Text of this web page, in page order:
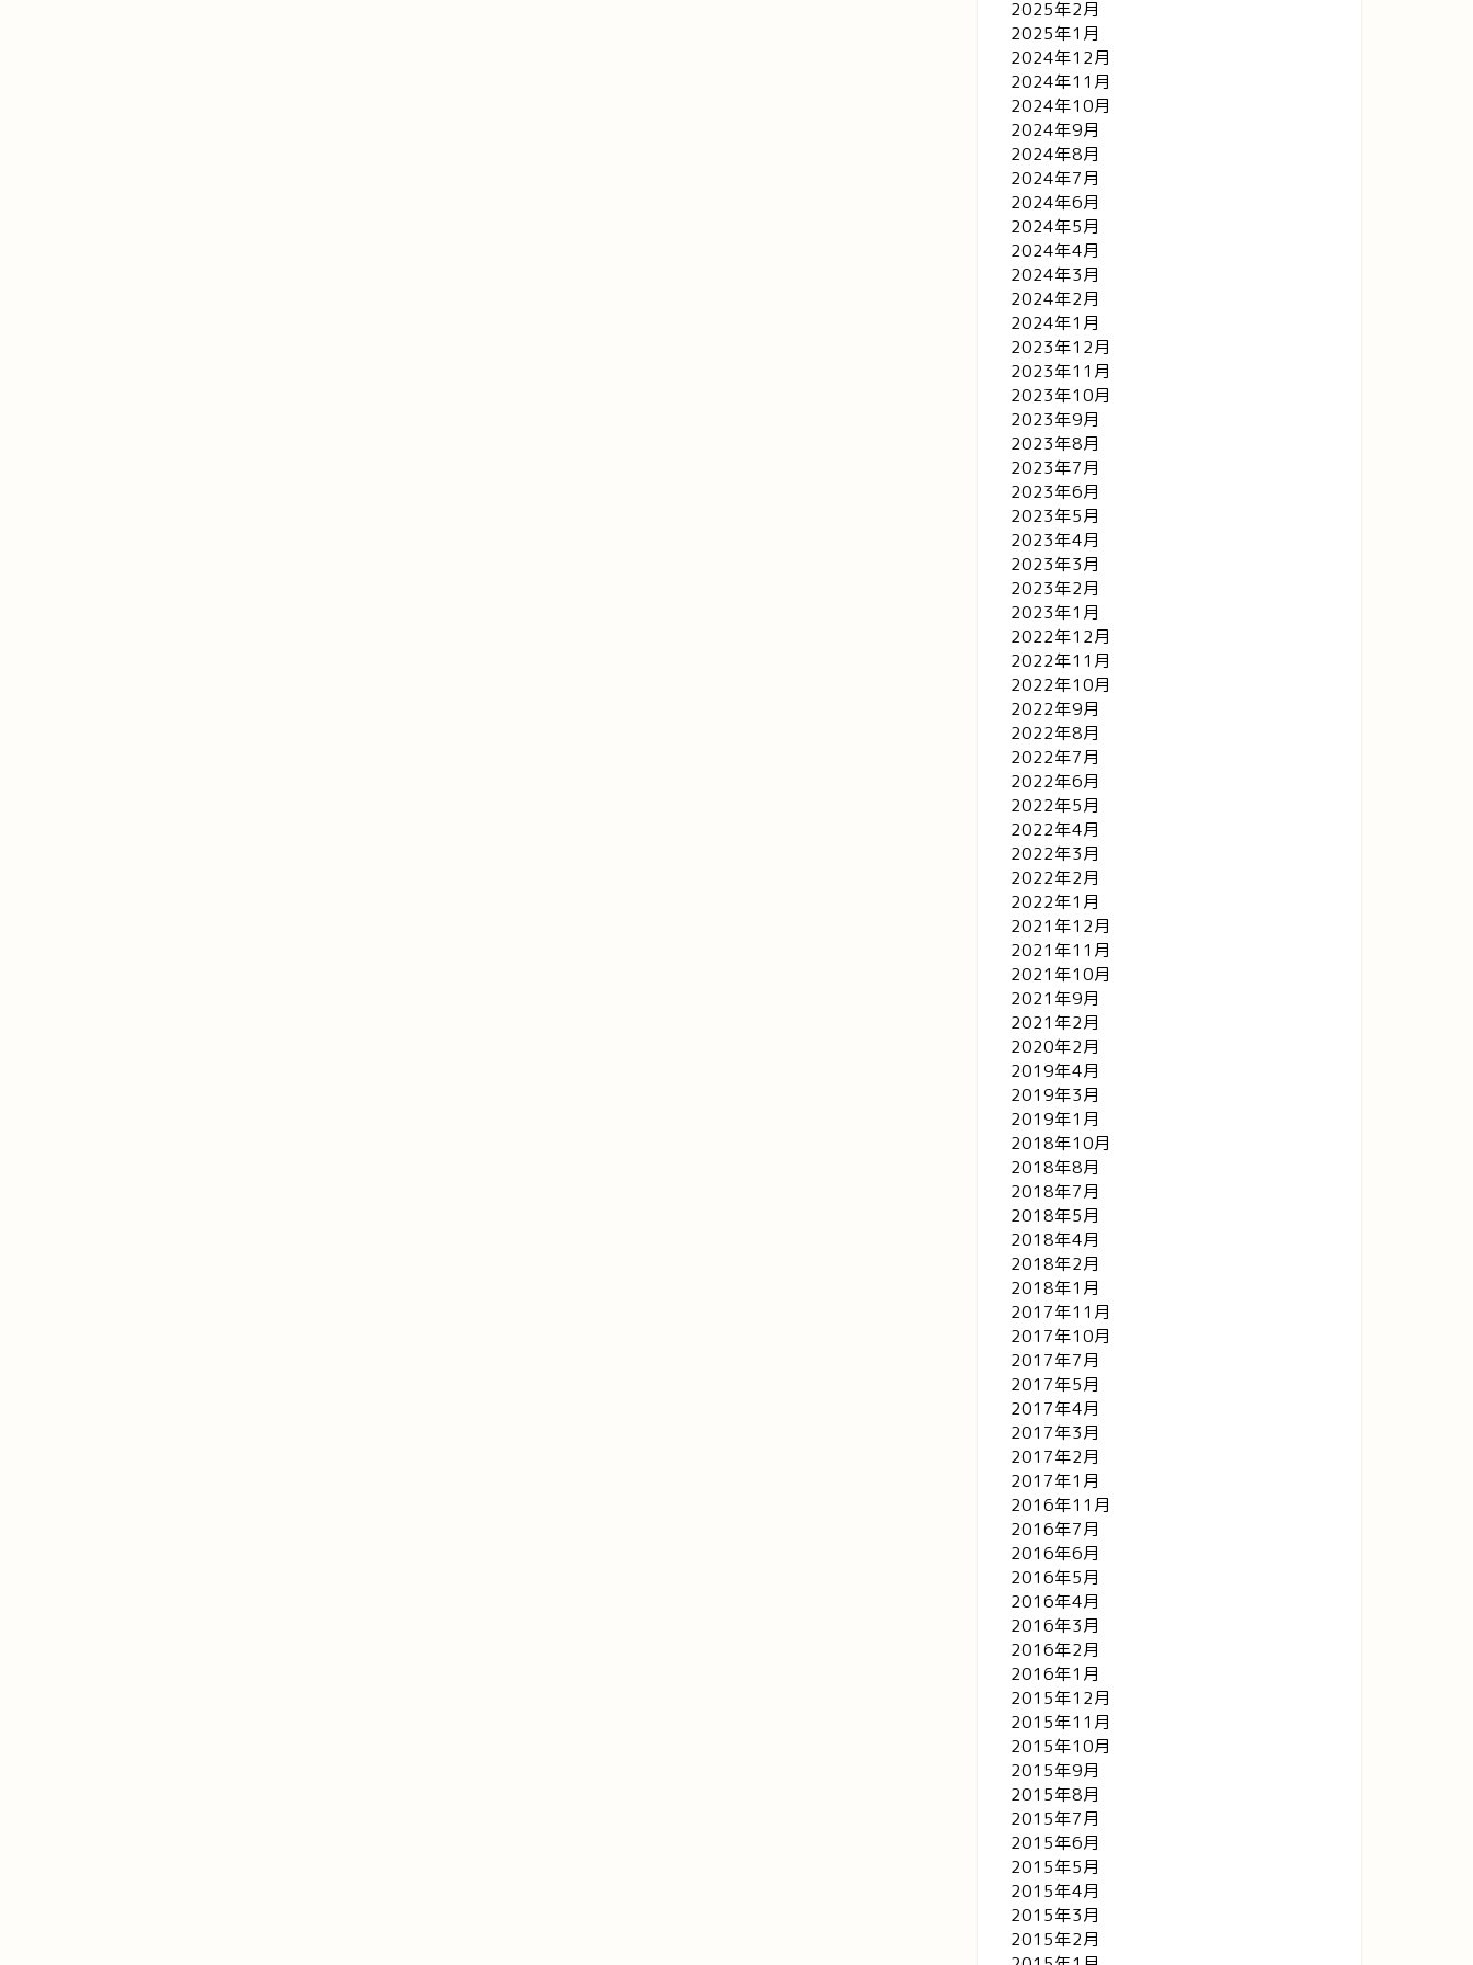
2025年2月
2025年1月
2024年12月
2024年11月
2024年10月
2024年9月
2024年8月
2024年7月
2024年6月
2024年5月
2024年4月
2024年3月
2024年2月
2024年1月
2023年12月
2023年11月
2023年10月
2023年9月
2023年8月
2023年7月
2023年6月
2023年5月
2023年4月
2023年3月
2023年2月
2023年1月
2022年12月
2022年11月
2022年10月
2022年9月
2022年8月
2022年7月
2022年6月
2022年5月
2022年4月
2022年3月
2022年2月
2022年1月
2021年12月
2021年11月
2021年10月
2021年9月
2021年2月
2020年2月
2019年4月
2019年3月
2019年1月
2018年10月
2018年8月
2018年7月
2018年5月
2018年4月
2018年2月
2018年1月
2017年11月
2017年10月
2017年7月
2017年5月
2017年4月
2017年3月
2017年2月
2017年1月
2016年11月
2016年7月
2016年6月
2016年5月
2016年4月
2016年3月
2016年2月
2016年1月
2015年12月
2015年11月
2015年10月
2015年9月
2015年8月
2015年7月
2015年6月
2015年5月
2015年4月
2015年3月
2015年2月